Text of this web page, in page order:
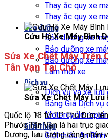
Thay ắc quy xe
Thay ắc quy xe
Bảo dưỡng
Bảo dưỡng xe
Bảo dưỡng xe
Bảo dưỡng xe
Làm mới xe
Dịch vụ
Dịch vụ vá xe lưu
Bảng Giá Dịch vụ
Motorcycle
Giới thiệu
Giới thiệu An
Cứu Hộ Xe Máy Bình
Sửa Xe Chết Máy Trên
Tân Vạn Tại Chỗ
Sửa Xe Chết Máy
Quốc lộ 13 từ TP Thủ Đức
Phước Tân Vạn là hai trục
Dương, lưu lượng công nhân